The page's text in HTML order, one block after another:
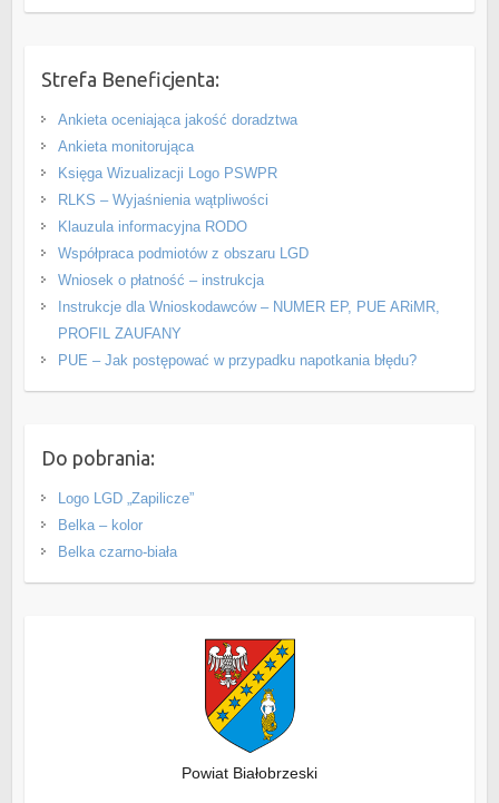
Strefa Beneficjenta:
Ankieta oceniająca jakość doradztwa
Ankieta monitorująca
Księga Wizualizacji Logo PSWPR
RLKS – Wyjaśnienia wątpliwości
Klauzula informacyjna RODO
Współpraca podmiotów z obszaru LGD
Wniosek o płatność – instrukcja
Instrukcje dla Wnioskodawców – NUMER EP, PUE ARiMR,
PROFIL ZAUFANY
PUE – Jak postępować w przypadku napotkania błędu?
Do pobrania:
Logo LGD „Zapilicze”
Belka – kolor
Belka czarno-biała
Powiat Białobrzeski